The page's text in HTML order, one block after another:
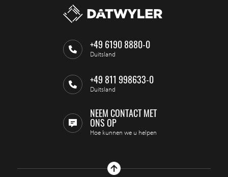
+49 6190 8880-0
Duitsland
+49 811 998633-0
Duitsland
NEEM CONTACT MET
ONS OP
Hoe kunnen we u helpen